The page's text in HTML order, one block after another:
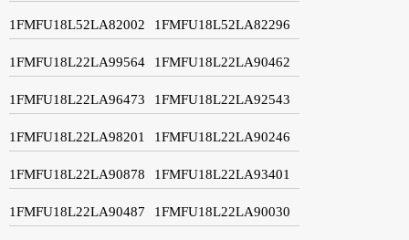
1FMFU18L52LA82002 1FMFU18L52LA82296
1FMFU18L22LA99564 1FMFU18L22LA90462
1FMFU18L22LA96473 1FMFU18L22LA92543
1FMFU18L22LA98201 1FMFU18L22LA90246
1FMFU18L22LA90878 1FMFU18L22LA93401
1FMFU18L22LA90487 1FMFU18L22LA90030